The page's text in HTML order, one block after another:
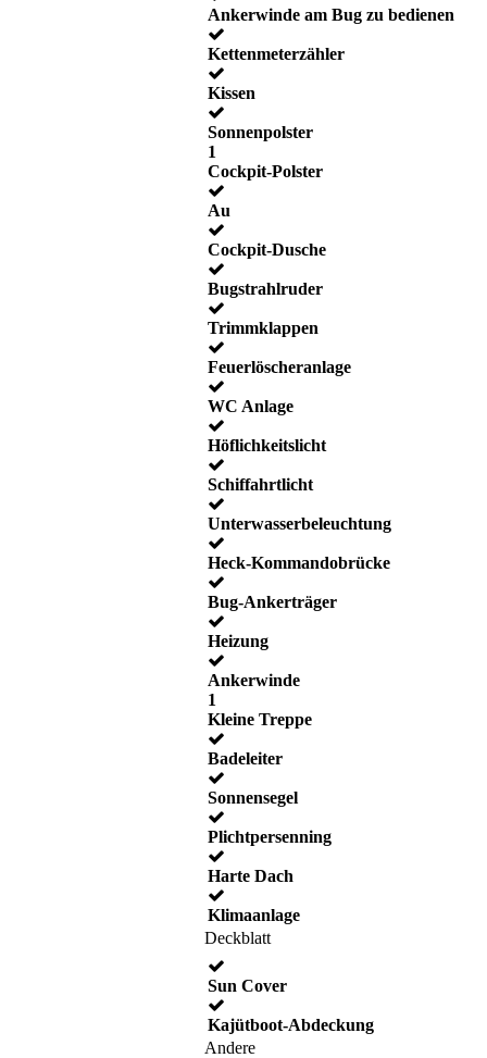
Ankerwinde am Bug zu bedienen
Kettenmeterzähler
Kissen
Sonnenpolster
1
Cockpit-Polster
Au
Cockpit-Dusche
Bugstrahlruder
Trimmklappen
Feuerlöscheranlage
WC Anlage
Höflichkeitslicht
Schiffahrtlicht
Unterwasserbeleuchtung
Heck-Kommandobrücke
Bug-Ankerträger
Heizung
Ankerwinde
1
Kleine Treppe
Badeleiter
Sonnensegel
Plichtpersenning
Harte Dach
Klimaanlage
Deckblatt
Sun Cover
Kajütboot-Abdeckung
Andere